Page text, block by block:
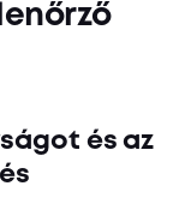
és az